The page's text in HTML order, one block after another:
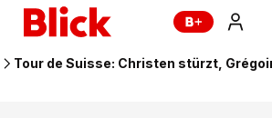
Tour de Suisse: Christen stürzt,